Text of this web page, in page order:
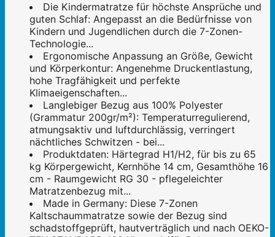
Die Kindermatratze für höchste Ansprüche und
guten Schlaf: Angepasst an die Bedürfnisse von
Kindern und Jugendlichen durch die 7-Zonen-
Technologie...
Ergonomische Anpassung an Größe, Gewicht
und Körperkontur: Angenehme Druckentlastung,
hohe Tragfähigkeit und perfekte
Klimaeigenschaften...
Langlebiger Bezug aus 100% Polyester
(Grammatur 200gr/m²): Temperaturregulierend,
atmungsaktiv und luftdurchlässig, verringert
nächtliches Schwitzen - bei...
Produktdaten: Härtegrad H1/H2, für bis zu 65
kg Körpergewicht, Kernhöhe 14 cm, Gesamthöhe 16
cm - Raumgewicht RG 30 - pflegeleichter
Matratzenbezug mit...
Made in Germany: Diese 7-Zonen
Kaltschaummatratze sowie der Bezug sind
schadstoffgeprüft, hautverträglich und nach OEKO-